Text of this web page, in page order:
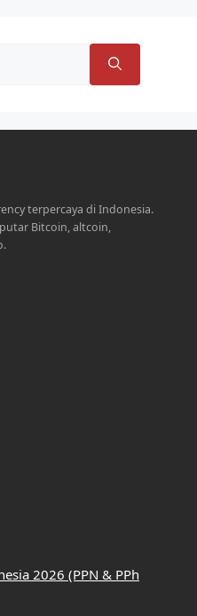
terpercaya di Indonesia.
Bitcoin, altcoin,
2026 (PPN & PPh